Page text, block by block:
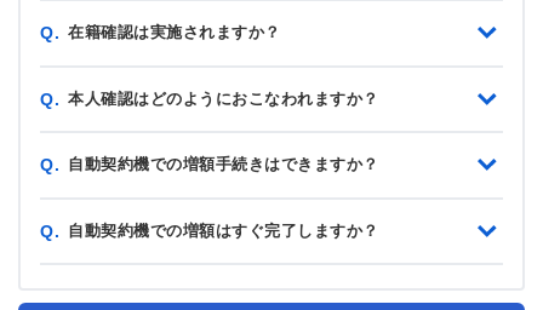
Q. 在籍確認は実施されますか？
Q. 本人確認はどのようにおこなわれますか？
Q. 自動契約機での増額手続きはできますか？
Q. 自動契約機での増額はすぐ完了しますか？